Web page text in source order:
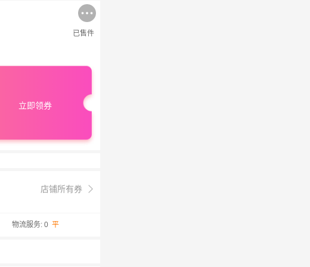
已售件
立即领券
店铺所有券
物流服务: 0 平